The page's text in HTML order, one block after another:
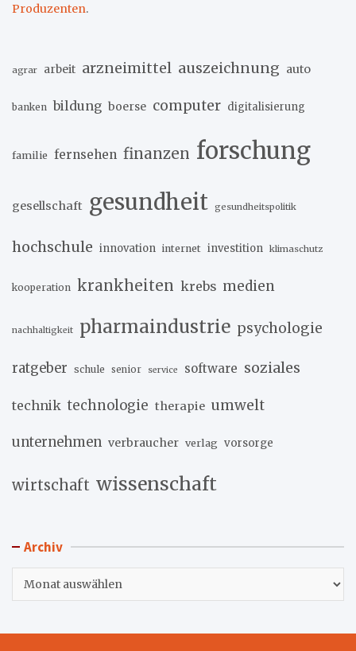
Produzenten.
agrar arbeit arzneimittel auszeichnung auto
banken bildung boerse computer digitalisierung
familie fernsehen finanzen forschung
gesellschaft gesundheit gesundheitspolitik
hochschule innovation internet investition klimaschutz
kooperation krankheiten krebs medien
nachhaltigkeit pharmaindustrie psychologie
ratgeber schule senior service software soziales
technik technologie therapie umwelt
unternehmen verbraucher verlag vorsorge
wirtschaft wissenschaft
Archiv